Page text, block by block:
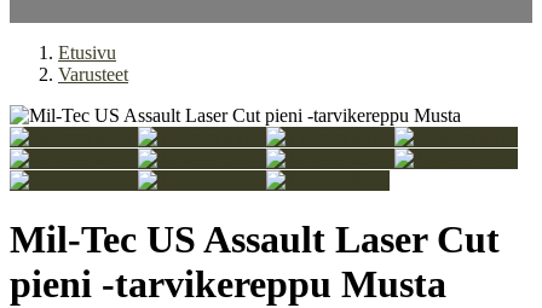
Etusivu
Varusteet
Mil-Tec US Assault Laser Cut
pieni -tarvikereppu Musta